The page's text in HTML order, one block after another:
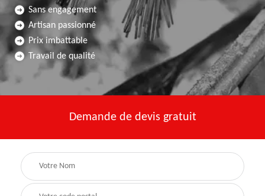
Sans engagement
Artisan passionné
Prix imbattable
Travail de qualité
Demande de devis gratuit